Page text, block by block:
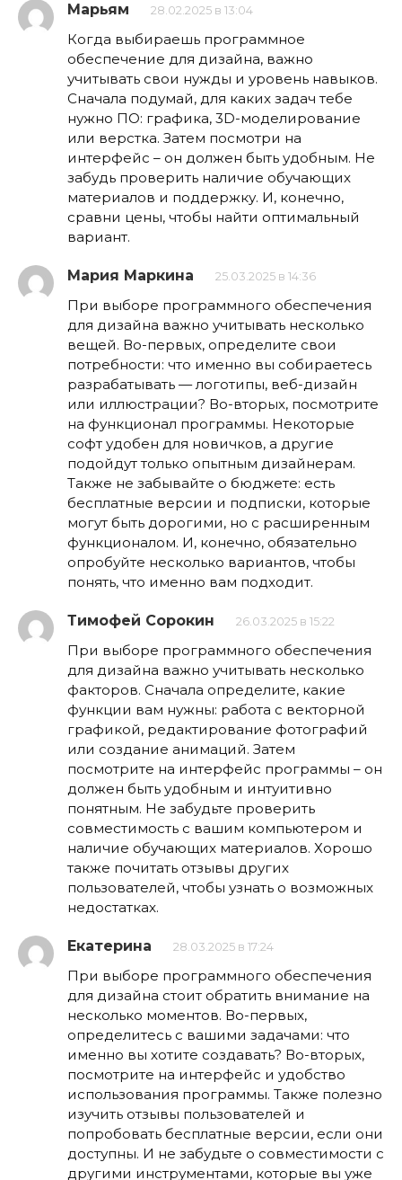
Марьям 28.02.2025 в 13:04
Когда выбираешь программное
обеспечение для дизайна, важно
учитывать свои нужды и уровень навыков.
Сначала подумай, для каких задач тебе
нужно ПО: графика, 3D-моделирование
или верстка. Затем посмотри на
интерфейс – он должен быть удобным. Не
забудь проверить наличие обучающих
материалов и поддержку. И, конечно,
сравни цены, чтобы найти оптимальный
вариант.
Мария Маркина 25.03.2025 в 14:36
При выборе программного обеспечения
для дизайна важно учитывать несколько
вещей. Во-первых, определите свои
потребности: что именно вы собираетесь
разрабатывать — логотипы, веб-дизайн
или иллюстрации? Во-вторых, посмотрите
на функционал программы. Некоторые
софт удобен для новичков, а другие
подойдут только опытным дизайнерам.
Также не забывайте о бюджете: есть
бесплатные версии и подписки, которые
могут быть дорогими, но с расширенным
функционалом. И, конечно, обязательно
опробуйте несколько вариантов, чтобы
понять, что именно вам подходит.
Тимофей Сорокин 26.03.2025 в 15:22
При выборе программного обеспечения
для дизайна важно учитывать несколько
факторов. Сначала определите, какие
функции вам нужны: работа с векторной
графикой, редактирование фотографий
или создание анимаций. Затем
посмотрите на интерфейс программы – он
должен быть удобным и интуитивно
понятным. Не забудьте проверить
совместимость с вашим компьютером и
наличие обучающих материалов. Хорошо
также почитать отзывы других
пользователей, чтобы узнать о возможных
недостатках.
Екатерина 28.03.2025 в 17:24
При выборе программного обеспечения
для дизайна стоит обратить внимание на
несколько моментов. Во-первых,
определитесь с вашими задачами: что
именно вы хотите создавать? Во-вторых,
посмотрите на интерфейс и удобство
использования программы. Также полезно
изучить отзывы пользователей и
попробовать бесплатные версии, если они
доступны. И не забудьте о совместимости с
другими инструментами, которые вы уже